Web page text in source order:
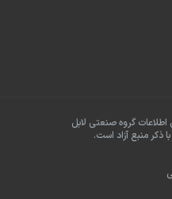
گروه صنعتی لابل
ذکر منبع آزاد است.